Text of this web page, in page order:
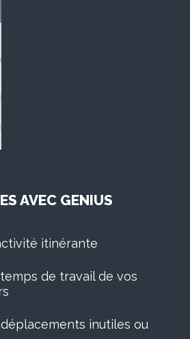
AVEC GENIUS
itinérante
de travail de vos
inutiles ou